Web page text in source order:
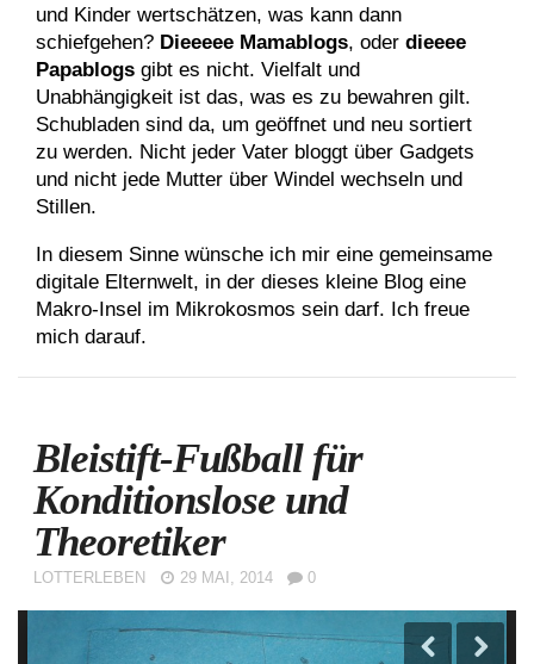
und Kinder wertschätzen, was kann dann
schiefgehen? Dieeeee Mamablogs, oder dieeee
Papablogs gibt es nicht. Vielfalt und
Unabhängigkeit ist das, was es zu bewahren gilt.
Schubladen sind da, um geöffnet und neu sortiert
zu werden. Nicht jeder Vater bloggt über Gadgets
und nicht jede Mutter über Windel wechseln und
Stillen.
In diesem Sinne wünsche ich mir eine gemeinsame
digitale Elternwelt, in der dieses kleine Blog eine
Makro-Insel im Mikrokosmos sein darf. Ich freue
mich darauf.
Bleistift-Fußball für
Konditionslose und
Theoretiker
LOTTERLEBEN 29 MAI, 2014 0